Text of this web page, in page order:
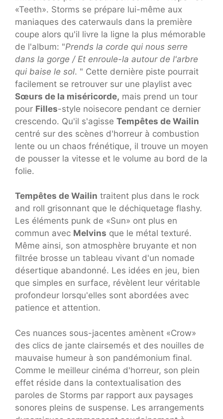
«Teeth». Storms se prépare lui-même aux
maniaques des caterwauls dans la première
coupe alors qu'il livre la ligne la plus mémorable
de l'album: "Prends la corde qui nous serre
dans la gorge / Et enroule-la autour de l'arbre
qui baise le sol. " Cette dernière piste pourrait
facilement se retrouver sur une playlist avec
Sœurs de la miséricorde, mais prend un tour
pour Filles-style noisecore pendant ce dernier
crescendo. Qu'il s'agisse Tempêtes de Wailin
centré sur des scènes d'horreur à combustion
lente ou un chaos frénétique, il trouve un moyen
de pousser la vitesse et le volume au bord de la
folie.
Tempêtes de Wailin traitent plus dans le rock
and roll grisonnant que le déchiquetage flashy.
Les éléments punk de «Sun» ont plus en
commun avec Melvins que le métal texturé.
Même ainsi, son atmosphère bruyante et non
filtrée brosse un tableau vivant d'un nomade
désertique abandonné. Les idées en jeu, bien
que simples en surface, révèlent leur véritable
profondeur lorsqu'elles sont abordées avec
patience et attention.
Ces nuances sous-jacentes amènent «Crow»
des clics de jante clairsemés et des nouilles de
mauvaise humeur à son pandémonium final.
Comme le meilleur cinéma d'horreur, son plein
effet réside dans la contextualisation des
paroles de Storms par rapport aux paysages
sonores pleins de suspense. Les arrangements